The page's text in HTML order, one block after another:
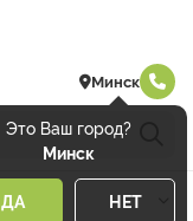
Минск
Это Ваш город?
Минск
ДА НЕТ